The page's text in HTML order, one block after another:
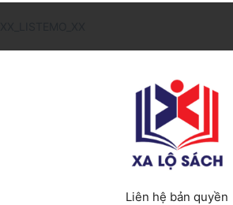
Liên hệ bản quyền